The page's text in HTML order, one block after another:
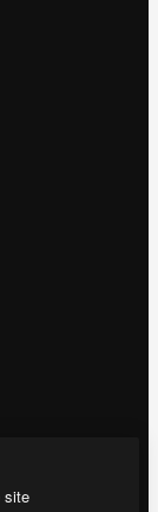
site